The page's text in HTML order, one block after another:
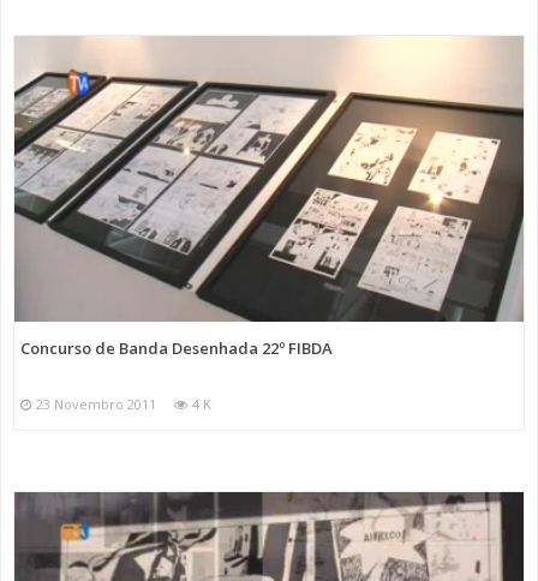
Concurso de Banda Desenhada 22º FIBDA
23 Novembro 2011 4 K